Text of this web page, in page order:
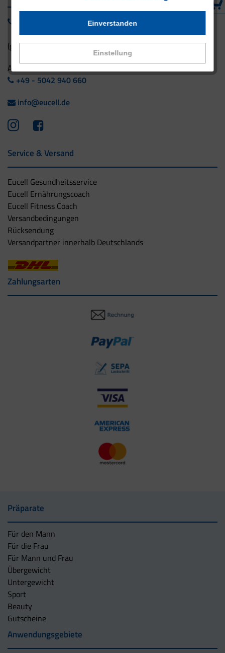
Einstellung
Einverstanden
(gebührenfrei aus Deutschland)
Ausland:
+49 - 5042 940 660
info@eucell.de
Service & Versand
Eucell Gesundheitsservice
Eucell Ernährungscoach
Eucell Fitness Coach
Versandbedingungen
Rücksendung
Versandpartner innerhalb Deutschlands
Zahlungsarten
Präparate
Für den Mann
Für die Frau
Für Mann und Frau
Übergewicht
Untergewicht
Sport
Beauty
Gutscheine
Anwendungsgebiete